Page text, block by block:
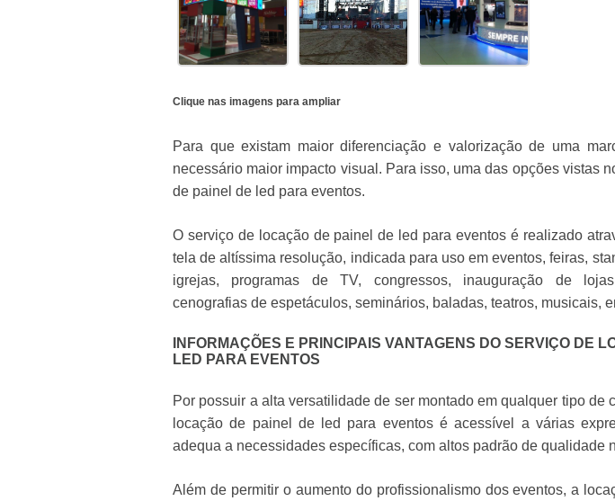
Clique nas imagens para ampliar
Para que existam maior diferenciação e valorização de uma
necessário maior impacto visual. Para isso, uma das opções vistas
de painel de led para eventos.
O serviço de locação de painel de led para eventosé realizado
tela de altíssima resolução, indicada para uso em eventos, feiras,
igrejas, programas de TV, congressos, inauguração de
cenografias de espetáculos, seminários, baladas, teatros, musicais,
INFORMAÇÕES E PRINCIPAIS VANTAGENS DO SERVIÇO DE
LED PARA EVENTOS
Por possuir a alta versatilidade de ser montado em qualquer tipo de
locação de painel de led para eventosé acessível a várias
adequa a necessidades específicas, com altos padrão de qualidade
Além de permitir o aumento do profissionalismo dos eventos, a